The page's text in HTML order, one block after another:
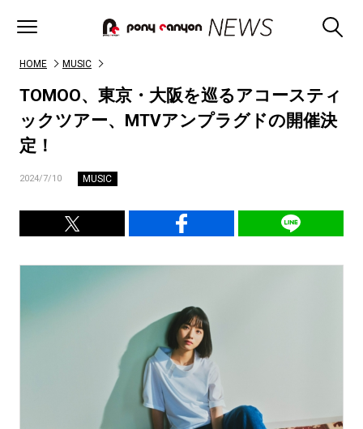
HOME MUSIC
TOMOO、東京・大阪を巡るアコースティ
ックツアー、MTVアンプラグドの開催決
定！
2024/7/10 MUSIC